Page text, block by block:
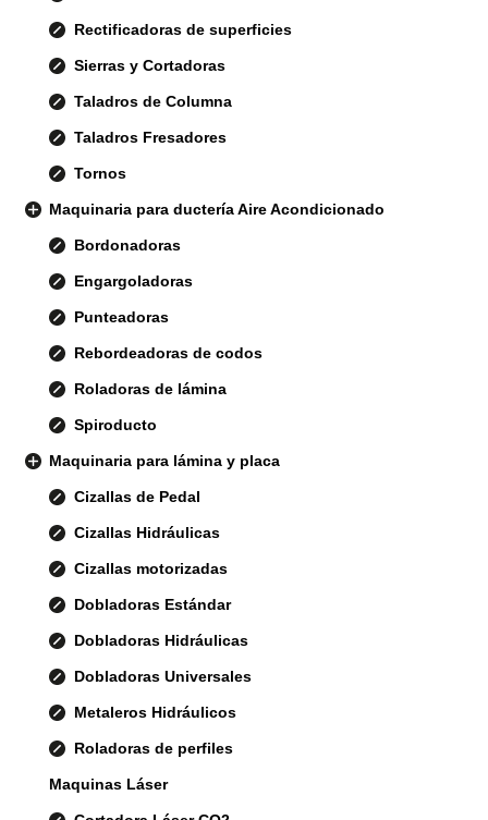
Rectificadoras de superficies
Sierras y Cortadoras
Taladros de Columna
Taladros Fresadores
Tornos
Maquinaria para ductería Aire Acondicionado
Bordonadoras
Engargoladoras
Punteadoras
Rebordeadoras de codos
Roladoras de lámina
Spiroducto
Maquinaria para lámina y placa
Cizallas de Pedal
Cizallas Hidráulicas
Cizallas motorizadas
Dobladoras Estándar
Dobladoras Hidráulicas
Dobladoras Universales
Metaleros Hidráulicos
Roladoras de perfiles
Maquinas Láser